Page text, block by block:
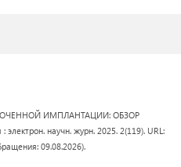
ИМПЛАНТАЦИИ: ОБЗОР
научн. журн. 2025. 2(119). URL:
09.08.2026).